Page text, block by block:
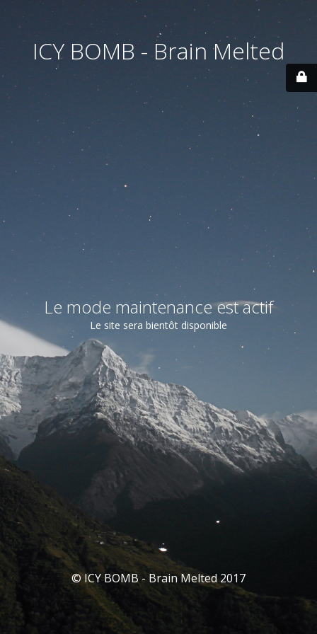
ICY BOMB - Brain Melted
Le mode maintenance est actif
Le site sera bientôt disponible
© ICY BOMB - Brain Melted 2017